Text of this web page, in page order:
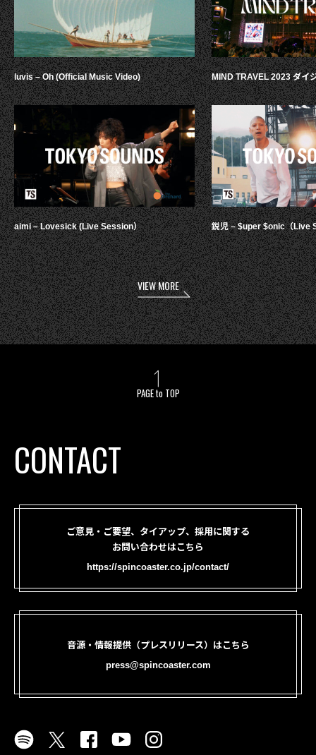
luvis – Oh (Official Music Video)
aimi – Lovesick (Live Session）
MIND TRAVEL 2023 ダイ
鋭児 – $uper $onic（Live
VIEW MORE
PAGE to TOP
CONTACT
ご意見・ご要望、タイアップ、採用に関する
お問い合わせはこちら
https://spincoaster.co.jp/contact/
音源・情報提供（プレスリリース）はこちら
press@spincoaster.com